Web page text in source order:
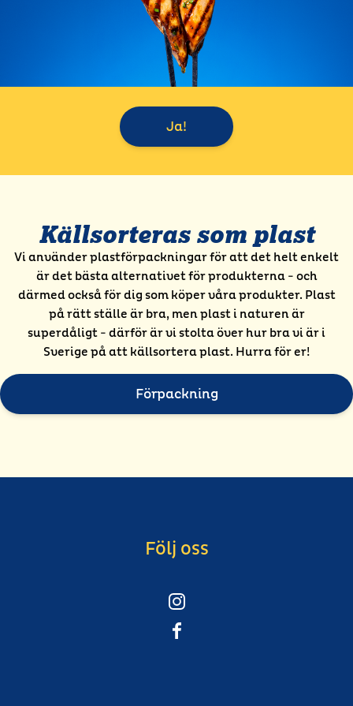
Ja!
Källsorteras som plast
Vi använder plastförpackningar för att det helt enkelt
är det bästa alternativet för produkterna - och
därmed också för dig som köper våra produkter. Plast
på rätt ställe är bra, men plast i naturen är
superdåligt - därför är vi stolta över hur bra vi är i
Sverige på att källsortera plast. Hurra för er!
Förpackning
Följ oss